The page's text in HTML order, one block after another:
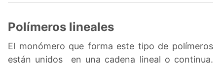
Polímeros lineales
El monómero que forma este tipo de polímeros
están unidos en una cadena lineal o continua.